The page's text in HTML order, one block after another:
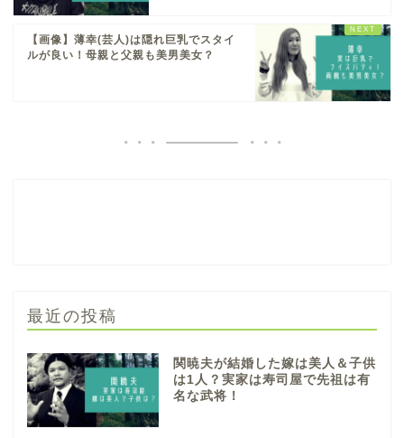
【画像】薄幸(芸人)は隠れ巨乳でスタイ
ルが良い！母親と父親も美男美女？
最近の投稿
関暁夫が結婚した嫁は美人＆子供
は1人？実家は寿司屋で先祖は有
名な武将！